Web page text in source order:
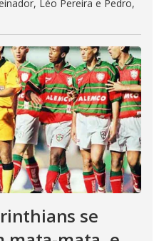
Léo Pereira e Pedro,
se